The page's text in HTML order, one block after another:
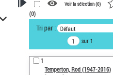
VOTRE RECHERCHE
Recherche avancée dans les
notices d’autorité
Œuvres liées à l'auteur :
Temperton, Rod (1947-2016)
Voir la sélection (0)
(0)
Tri par : Défaut
sur 1
1
Temperton, Rod (1947-2016)